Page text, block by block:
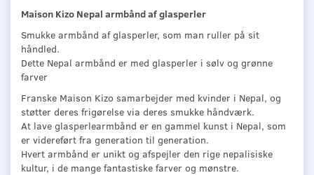
Maison Kizo Nepal armbånd af glasperler
Smukke armbånd af glasperler, som man ruller på sit
håndled.
Dette Nepal armbånd er med glasperler i sølv og grønne
farver
Franske Maison Kizo samarbejder med kvinder i Nepal, og
støtter deres frigørelse via deres smukke håndværk.
At lave glasperlearmbånd er en gammel kunst i Nepal, som
er videreført fra generation til generation.
Hvert armbånd er unikt og afspejler den rige nepalisiske
kultur, i de mange fantastiske farver og mønstre.